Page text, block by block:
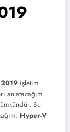
işletim
anlatacağım.
Bu
Hyper-V